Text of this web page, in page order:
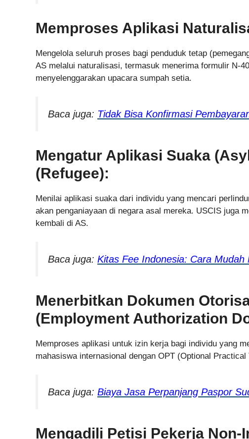
Memproses Aplikasi
Mengelola seluruh proses bagi penduduk tetap
AS melalui naturalisasi, termasuk menerima formulir N-
menyelenggarakan upacara sumpah setia.
Baca juga: Tidak Bisa Konfirmasi
Mengatur Aplikasi Suaka
(Refugee):
Menilai aplikasi suaka dari individu yang mencari
akan penganiayaan di negara asal mereka. USCIS juga
kembali di AS.
Baca juga: Kitas Fee Indonesia: Cara
Menerbitkan Dokumen
(Employment Authorization
Memproses aplikasi untuk izin kerja bagi individu yang
mahasiswa internasional dengan OPT (Optional
Baca juga: Biaya Jasa Perpanjang Paspor
Mengadili Petisi Pekerja Non-